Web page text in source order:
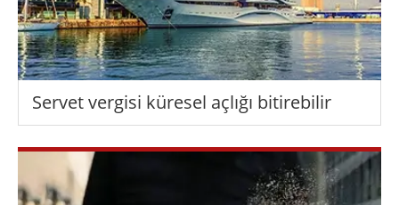
Servet vergisi küresel açlığı bitirebilir